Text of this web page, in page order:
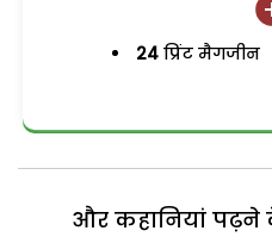
24 प्रिंट मैगजीन
और कहानियां